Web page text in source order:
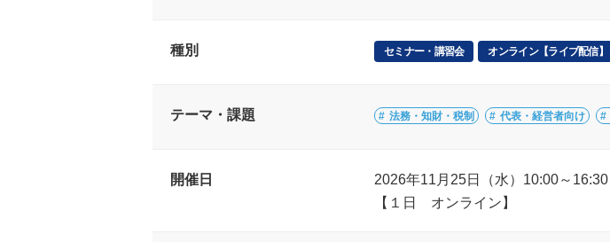
種別 セミナー・講習会 オンライン【ライブ配信】
テーマ・課題 法務・知財・税制 代表・経営者向け
開催日
2026年11月25日（水）10:00～16:30
【１日 オンライン】